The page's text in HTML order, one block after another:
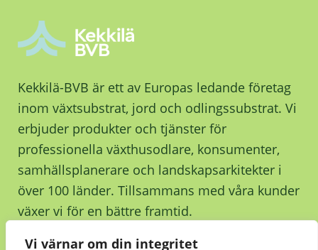
Vi värnar om din integritet
Kekkilä-BVB är ett av Europas ledande företag
inom växtsubstrat, jord och odlingssubstrat. Vi
erbjuder produkter och tjänster för
professionella växthusodlare, konsumenter,
samhällsplanerare och landskapsarkitekter i
över 100 länder. Tillsammans med våra kunder
växer vi för en bättre framtid.